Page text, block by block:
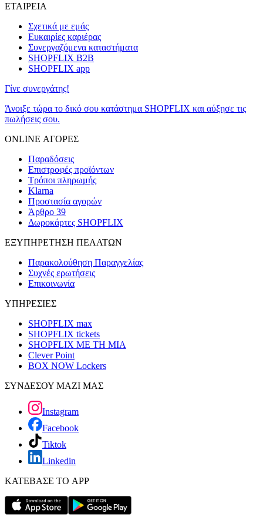
ΕΤΑΙΡΕΙΑ
Σχετικά με εμάς
Ευκαιρίες καριέρας
Συνεργαζόμενα καταστήματα
SHOPFLIX B2B
SHOPFLIX app
Γίνε συνεργάτης!
Άνοιξε τώρα το δικό σου κατάστημα SHOPFLIX και αύξησε τις
πωλήσεις σου.
ONLINE ΑΓΟΡΕΣ
Παραδόσεις
Επιστροφές προϊόντων
Τρόποι πληρωμής
Klarna
Προστασία αγορών
Άρθρο 39
Δωροκάρτες SHOPFLIX
ΕΞΥΠΗΡΕΤΗΣΗ ΠΕΛΑΤΩΝ
Παρακολούθηση Παραγγελίας
Συχνές ερωτήσεις
Επικοινωνία
ΥΠΗΡΕΣΙΕΣ
SHOPFLIX max
SHOPFLIX tickets
SHOPFLIX ΜΕ ΤΗ ΜΙΑ
Clever Point
BOX NOW Lockers
ΣΥΝΔΕΣΟΥ ΜΑΖΙ ΜΑΣ
Instagram
Facebook
Tiktok
Linkedin
ΚΑΤΕΒΑΣΕ ΤΟ APP